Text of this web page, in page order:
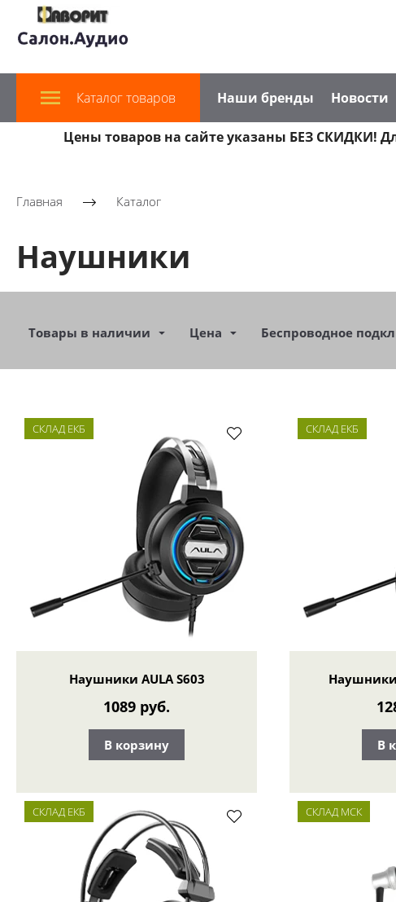
Каталог товаров Наши бренды Новости
Цены товаров на сайте указаны БЕЗ СКИДКИ!
Главная Каталог
Наушники
Товары в наличии Цена Беспроводное
СКЛАД ЕКБ
Наушники AULA S603
1089 руб.
В корзину
СКЛАД ЕКБ
Наушники
В
СКЛАД ЕКБ СКЛАД МСК